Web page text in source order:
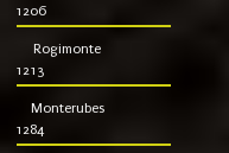
1206
Rogimonte
1213
Monterubes
1284